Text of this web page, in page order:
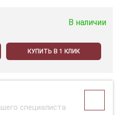
В наличии
КУПИТЬ В 1 КЛИК
специалиста